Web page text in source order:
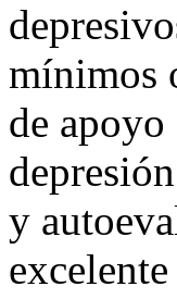
mínimos
de
y